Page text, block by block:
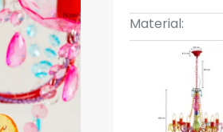
Material: